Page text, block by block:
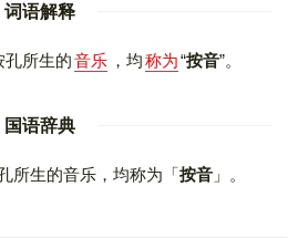
词语解释
孔所生的音乐 ，均称为“按音”。
国语辞典
所生的音乐，均称为「按音 」。